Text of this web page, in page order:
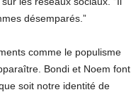
désemparés.”
comme le populisme
Bondi et Noem font
soit notre identité de